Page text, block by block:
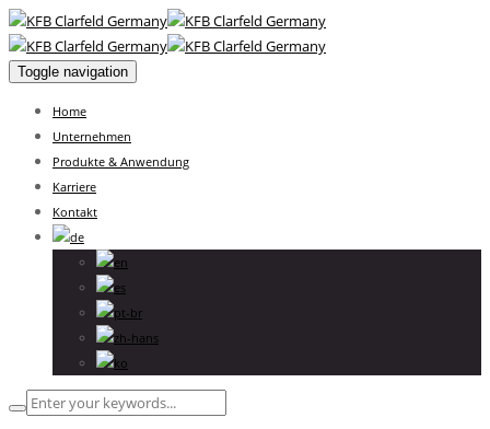
Toggle navigation
Home
Unternehmen
Produkte & Anwendung
Karriere
Kontakt